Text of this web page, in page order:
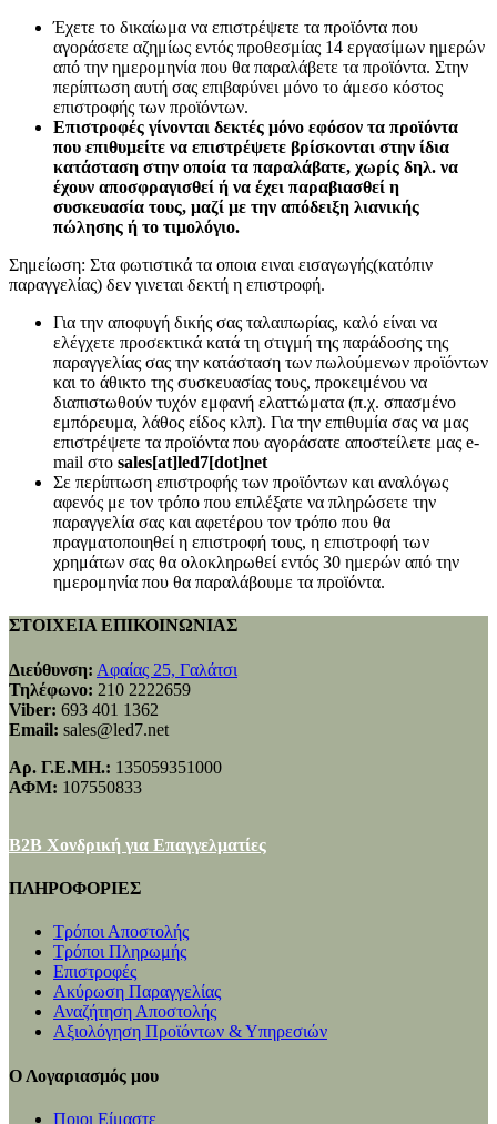
Έχετε το δικαίωμα να επιστρέψετε τα προϊόντα που
αγοράσετε αζημίως εντός προθεσμίας 14 εργασίμων ημερών
από την ημερομηνία που θα παραλάβετε τα προϊόντα. Στην
περίπτωση αυτή σας επιβαρύνει μόνο το άμεσο κόστος
επιστροφής των προϊόντων.
Επιστροφές γίνονται δεκτές μόνο εφόσον τα προϊόντα
που επιθυμείτε να επιστρέψετε βρίσκονται στην ίδια
κατάσταση στην οποία τα παραλάβατε, χωρίς δηλ. να
έχουν αποσφραγισθεί ή να έχει παραβιασθεί η
συσκευασία τους, μαζί με την απόδειξη λιανικής
πώλησης ή το τιμολόγιο.
Σημείωση: Στα φωτιστικά τα οποια ειναι εισαγωγής(κατόπιν
παραγγελίας) δεν γινεται δεκτή η επιστροφή.
Για την αποφυγή δικής σας ταλαιπωρίας, καλό είναι να
ελέγχετε προσεκτικά κατά τη στιγμή της παράδοσης της
παραγγελίας σας την κατάσταση των πωλούμενων προϊόντων
και το άθικτο της συσκευασίας τους, προκειμένου να
διαπιστωθούν τυχόν εμφανή ελαττώματα (π.χ. σπασμένο
εμπόρευμα, λάθος είδος κλπ). Για την επιθυμία σας να μας
επιστρέψετε τα προϊόντα που αγοράσατε αποστείλετε μας e-
mail στο sales[at]led7[dot]net
Σε περίπτωση επιστροφής των προϊόντων και αναλόγως
αφενός με τον τρόπο που επιλέξατε να πληρώσετε την
παραγγελία σας και αφετέρου τον τρόπο που θα
πραγματοποιηθεί η επιστροφή τους, η επιστροφή των
χρημάτων σας θα ολοκληρωθεί εντός 30 ημερών από την
ημερομηνία που θα παραλάβουμε τα προϊόντα.
ΣΤΟΙΧΕΙΑ ΕΠΙΚΟΙΝΩΝΙΑΣ
Διεύθυνση: Αφαίας 25, Γαλάτσι
Τηλέφωνο: 210 2222659
Viber: 693 401 1362
Email: sales@led7.net
Αρ. Γ.Ε.ΜΗ.: 135059351000
ΑΦΜ: 107550833
B2B Χονδρική για Επαγγελματίες
ΠΛΗΡΟΦΟΡΙΕΣ
Τρόποι Αποστολής
Τρόποι Πληρωμής
Επιστροφές
Ακύρωση Παραγγελίας
Αναζήτηση Αποστολής
Αξιολόγηση Προϊόντων & Υπηρεσιών
Ο Λογαριασμός μου
Ποιοι Είμαστε